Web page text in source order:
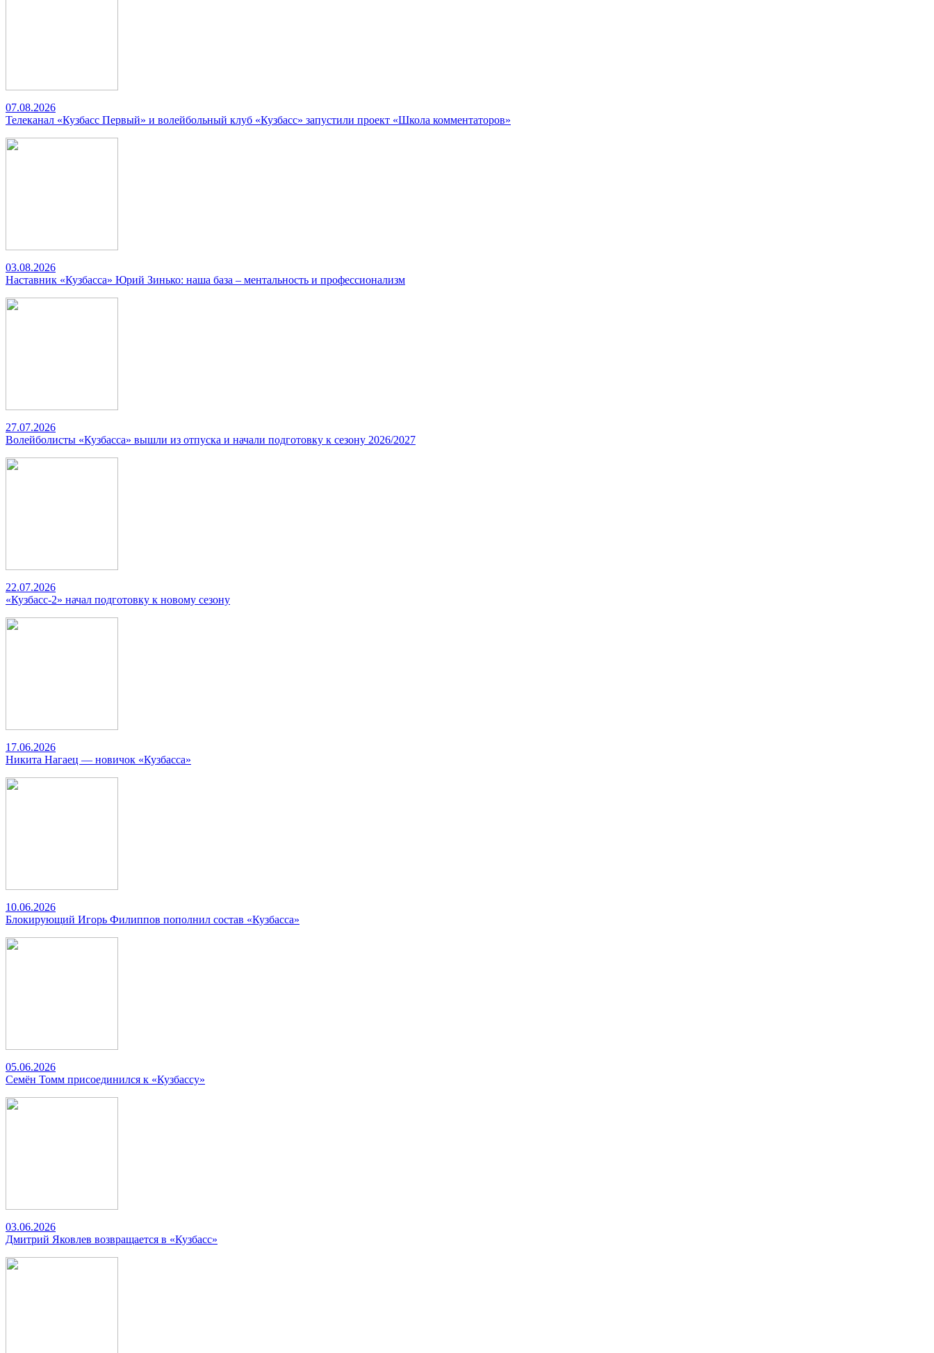
07.08.2026
Телеканал «Кузбасс Первый» и волейбольный клуб «Кузбасс» запустили проект «Школа комментаторов»
03.08.2026
Наставник «Кузбасса» Юрий Зинько: наша база – ментальность и профессионализм
27.07.2026
Волейболисты «Кузбасса» вышли из отпуска и начали подготовку к сезону 2026/2027
22.07.2026
«Кузбасс-2» начал подготовку к новому сезону
17.06.2026
Никита Нагаец — новичок «Кузбасса»
10.06.2026
Блокирующий Игорь Филиппов пополнил состав «Кузбасса»
05.06.2026
Семён Томм присоединился к «Кузбассу»
03.06.2026
Дмитрий Яковлев возвращается в «Кузбасс»